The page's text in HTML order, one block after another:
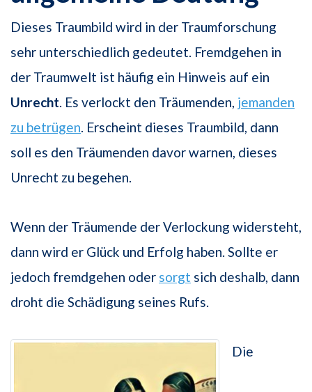
Dieses Traumbild wird in der Traumforschung
sehr unterschiedlich gedeutet. Fremdgehen in
der Traumwelt ist häufig ein Hinweis auf ein
Unrecht . Es verlockt den Träumenden, jemanden
zu betrügen . Erscheint dieses Traumbild, dann
soll es den Träumenden davor warnen, dieses
Unrecht zu begehen.
Wenn der Träumende der Verlockung widersteht,
dann wird er Glück und Erfolg haben. Sollte er
jedoch fremdgehen oder sorgt sich deshalb, dann
droht die Schädigung seines Rufs.
Die